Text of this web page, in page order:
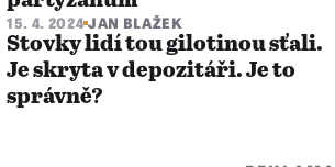
15. 4. 2024 JAN BLAŽEK
Stovky lidí tou gilotinou sťali.
Je skryta v depozitáři. Je to
správně?